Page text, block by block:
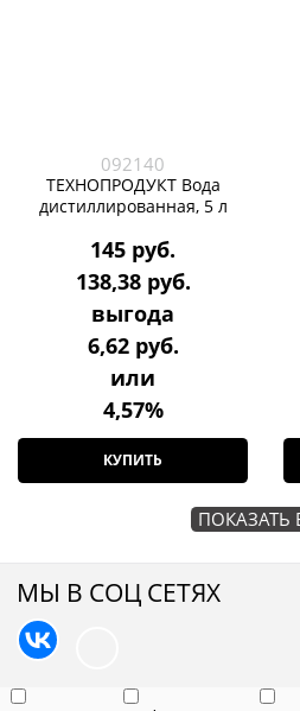
092140
ТЕХНОПРОДУКТ Вода
дистиллированная, 5 л
145 руб.
138,38 руб.
выгода
6,62 руб.
или
4,57%
КУПИТЬ
ПОКАЗАТЬ
МЫ В СОЦ СЕТЯХ